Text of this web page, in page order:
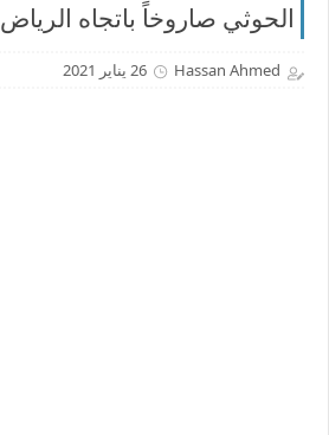
الحوثي صاروخاً باتجاه الرياض
Hassan Ahmed 26 يناير 2021